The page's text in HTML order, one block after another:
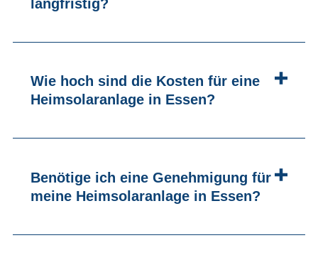
langfristig?
Wie hoch sind die Kosten für eine
Heimsolaranlage in Essen?
Benötige ich eine Genehmigung für
meine Heimsolaranlage in Essen?